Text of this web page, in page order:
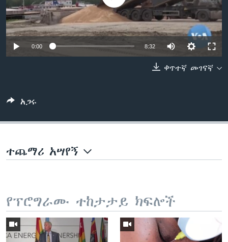
ቋንቋዎች
0:00 8:32
ቀጥተኛ መገናኛ
አጋሩ
ተጨማሪ አሣየኝ
የፕሮግራሙ ተከታታይ ክፍሎች